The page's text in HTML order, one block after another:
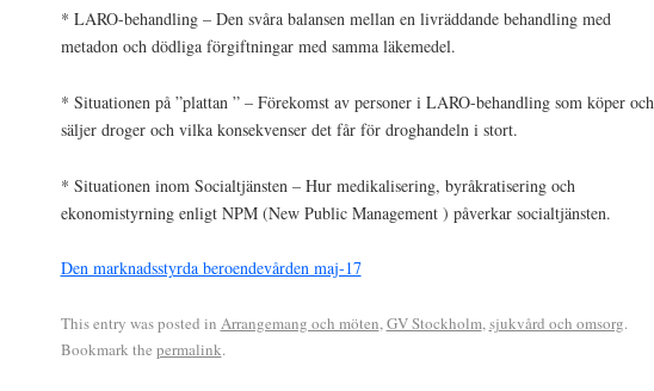
* LARO-behandling – Den svåra balansen mellan en livräddande behandling med
metadon och dödliga förgiftningar med samma läkemedel.
* Situationen på ”plattan ” – Förekomst av personer i LARO-behandling som köper och
säljer droger och vilka konsekvenser det får för droghandeln i stort.
* Situationen inom Socialtjänsten – Hur medikalisering, byråkratisering och
ekonomistyrning enligt NPM (New Public Management ) påverkar socialtjänsten.
Den marknadsstyrda beroendevården maj-17
This entry was posted in Arrangemang och möten,GV Stockholm,sjukvård och omsorg.
Bookmark the permalink.